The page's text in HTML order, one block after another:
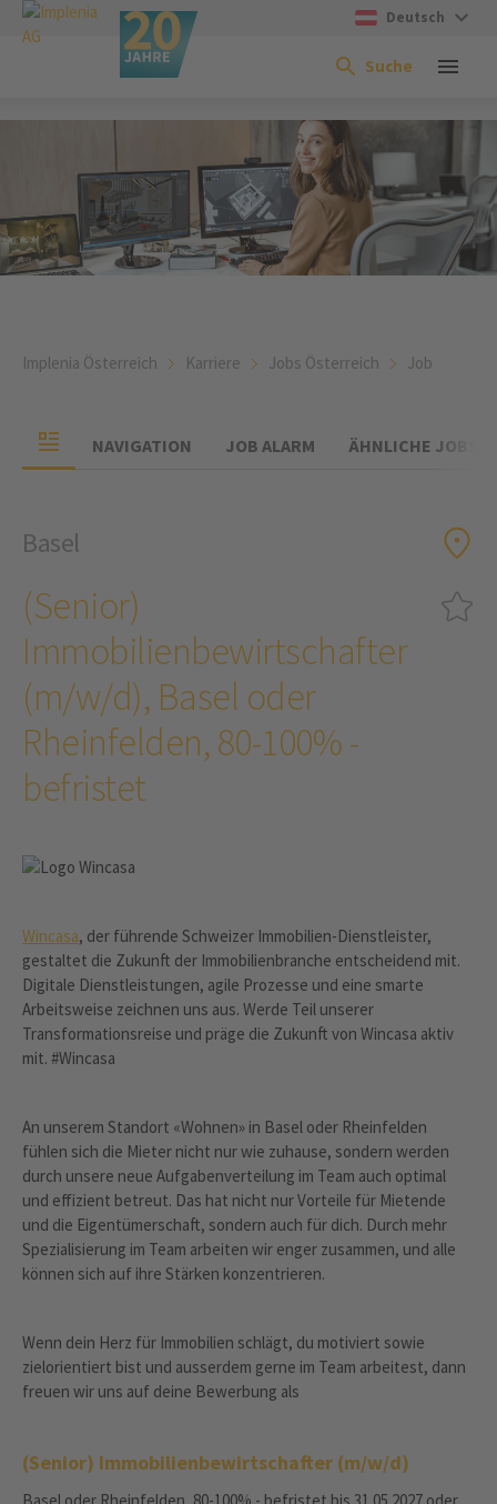
Deutsch
Suche
Implenia Österreich Karriere Jobs Österreich Job
NAVIGATION JOB ALARM ÄHNLICHE JOBS
Basel
(Senior)
Immobilienbewirtschafter
(m/w/d), Basel oder
Rheinfelden, 80-100% -
befristet
Wincasa, der führende Schweizer Immobilien-Dienstleister,
gestaltet die Zukunft der Immobilienbranche entscheidend mit.
Digitale Dienstleistungen, agile Prozesse und eine smarte
Arbeitsweise zeichnen uns aus. Werde Teil unserer
Transformationsreise und präge die Zukunft von Wincasa aktiv
mit. #Wincasa
An unserem Standort «Wohnen» in Basel oder Rheinfelden
fühlen sich die Mieter nicht nur wie zuhause, sondern werden
durch unsere neue Aufgabenverteilung im Team auch optimal
und effizient betreut. Das hat nicht nur Vorteile für Mietende
und die Eigentümerschaft, sondern auch für dich. Durch mehr
Spezialisierung im Team arbeiten wir enger zusammen, und alle
können sich auf ihre Stärken konzentrieren.
Wenn dein Herz für Immobilien schlägt, du motiviert sowie
zielorientiert bist und ausserdem gerne im Team arbeitest, dann
freuen wir uns auf deine Bewerbung als
(Senior) Immobilienbewirtschafter (m/w/d)